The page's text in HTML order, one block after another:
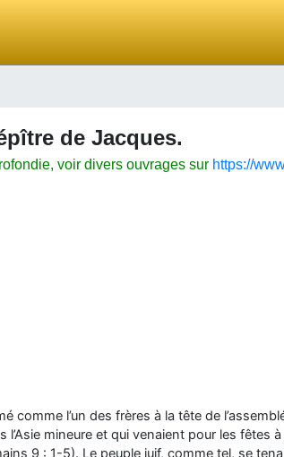
de Jacques.
voir divers ouvrages sur https://
l’un des frères à la tête de
mineure et qui venaient pour les fêtes
9 : 1-5). Le peuple juif, comme tel, se